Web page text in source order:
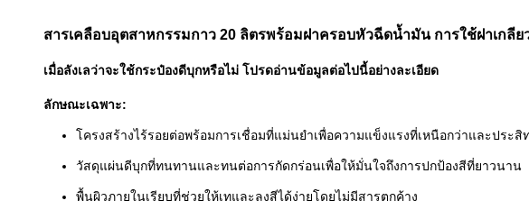
สารเคลือบอุตสาหกรรมกาว 20 ลิตรพร้อมฝาครอบหัวฉีดน้ำมัน การใช้ฝาเกลีย
เมื่อลังเลว่าจะใช้กระป๋องดีบุกหรือไม่ โปรดอ่านข้อมูลต่อไปนี้อย่างละเอียด
ลักษณะเฉพาะ:
โครงสร้างไร้รอยต่อพร้อมการเชื่อมที่แม่นยำเพื่อความแข็งแรงที่เหนือกว่าและประ
วัสดุแผ่นดีบุกที่ทนทานและทนต่อการกัดกร่อนเพื่อให้มั่นใจถึงการปกป้องสีที่ยาวนาน
พื้นผิวภายในเรียบที่ช่วยให้เทและลงสีได้ง่ายโดยไม่มีสารตกค้าง